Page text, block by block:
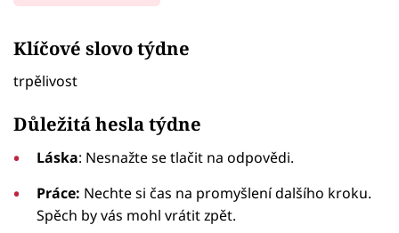
Klíčové slovo týdne
trpělivost
Důležitá hesla týdne
Láska: Nesnažte se tlačit na odpovědi.
Práce: Nechte si čas na promyšlení dalšího kroku.
Spěch by vás mohl vrátit zpět.